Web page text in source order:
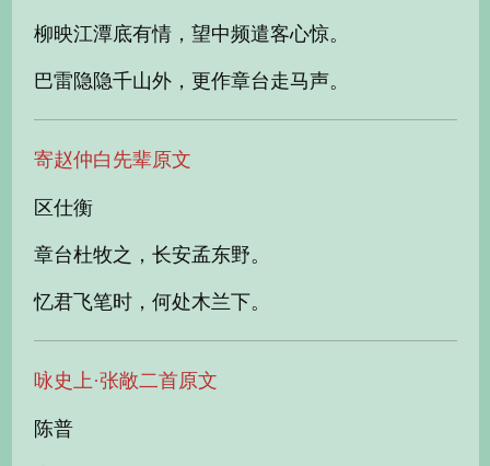
柳映江潭底有情，望中频遣客心惊。
巴雷隐隐千山外，更作章台走马声。
寄赵仲白先辈原文
区仕衡
章台杜牧之，长安孟东野。
忆君飞笔时，何处木兰下。
咏史上·张敞二首原文
陈普